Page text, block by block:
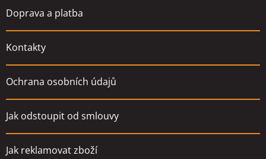
Doprava a platba
Kontakty
Ochrana osobních údajů
Jak odstoupit od smlouvy
Jak reklamovat zboží